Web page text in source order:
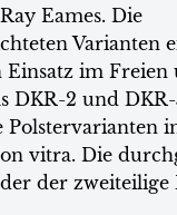
Eames. Die
Varianten
im Freien
DKR-2 und
Polstervarianten
vitra. Die
der zweiteilige